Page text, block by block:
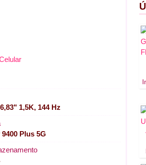
1,5K, 144 Hz
Plus 5G